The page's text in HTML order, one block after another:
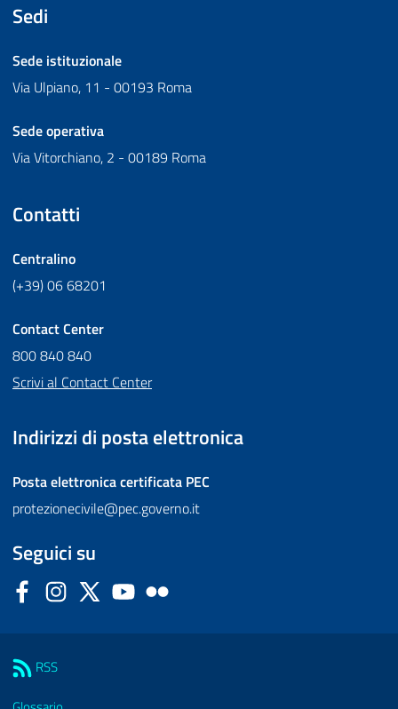
Sedi
Sede istituzionale
Via Ulpiano, 11 - 00193 Roma
Sede operativa
Via Vitorchiano, 2 - 00189 Roma
Contatti
Centralino
(+39) 06 68201
Contact Center
800 840 840
Scrivi al Contact Center
Indirizzi di posta elettronica
Posta elettronica certificata PEC
protezionecivile@pec.governo.it
Seguici su
FacebookInstagram
Twitter YouTube
RSS